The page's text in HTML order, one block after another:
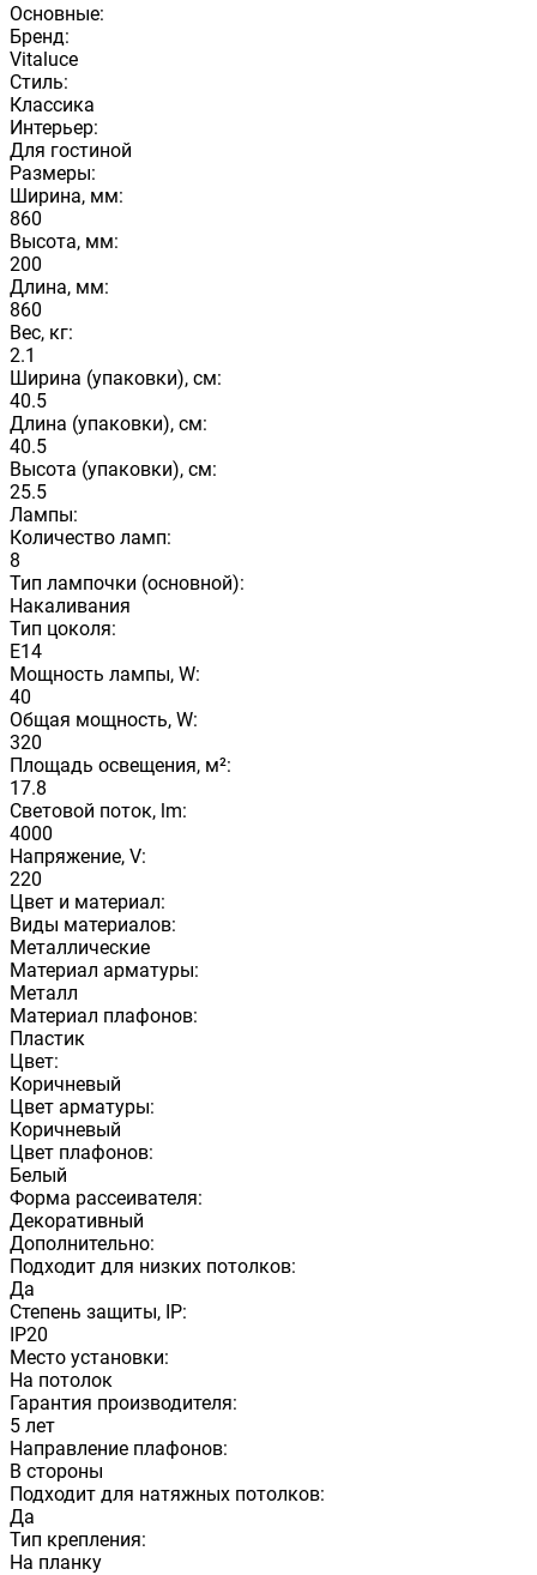
Основные:
Бренд:
Vitaluce
Стиль:
Классика
Интерьер:
Для гостиной
Размеры:
Ширина, мм:
860
Высота, мм:
200
Длина, мм:
860
Вес, кг:
2.1
Ширина (упаковки), см:
40.5
Длина (упаковки), см:
40.5
Высота (упаковки), см:
25.5
Лампы:
Количество ламп:
8
Тип лампочки (основной):
Накаливания
Тип цоколя:
E14
Мощность лампы, W:
40
Общая мощность, W:
320
Площадь освещения, м²:
17.8
Световой поток, lm:
4000
Напряжение, V:
220
Цвет и материал:
Виды материалов:
Металлические
Материал арматуры:
Металл
Материал плафонов:
Пластик
Цвет:
Коричневый
Цвет арматуры:
Коричневый
Цвет плафонов:
Белый
Форма рассеивателя:
Декоративный
Дополнительно:
Подходит для низких потолков:
Да
Степень защиты, IP:
IP20
Место установки:
На потолок
Гарантия производителя:
5 лет
Направление плафонов:
В стороны
Подходит для натяжных потолков:
Да
Тип крепления:
На планку